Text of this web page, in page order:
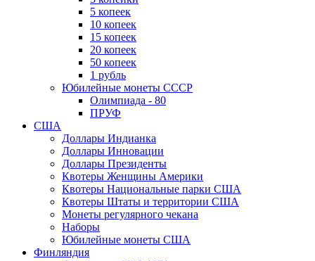
5 копеек
10 копеек
15 копеек
20 копеек
50 копеек
1 рубль
Юбилейные монеты СССР
Олимпиада - 80
ПРУФ
США
Доллары Индианка
Доллары Инновации
Доллары Президенты
Квотеры Женщины Америки
Квотеры Национальные парки США
Квотеры Штаты и территории США
Монеты регулярного чекана
Наборы
Юбилейные монеты США
Финляндия